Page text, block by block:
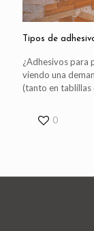
Tipos de
¿Adhesivos para
viendo una
(tanto en tablillas
0